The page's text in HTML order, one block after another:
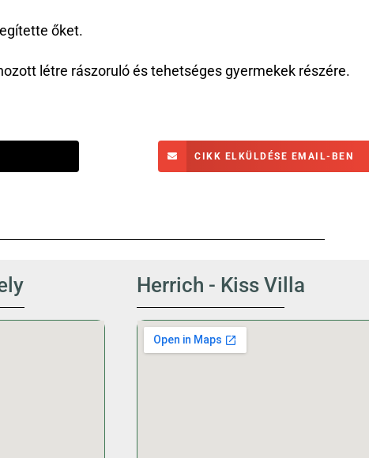
őket.
létre rászoruló és tehetséges gyermekek részére.
CIKK ELKÜLDÉSE EMAIL-BEN
Herrich - Kiss Villa